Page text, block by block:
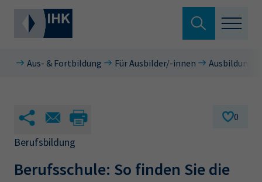
Aus- & Fortbildung
Berufszugang
Ratgeber
Suche verlassen
Aus- & Fortbildung Für Ausbilder/-innen
0
Berufsbildung
Berufsschule: So finden Sie die